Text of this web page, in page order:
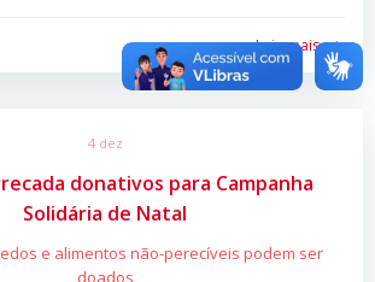
Leia mais
4 dez
donativos para Campanha
Solidária de Natal
e alimentos não-perecíveis podem ser